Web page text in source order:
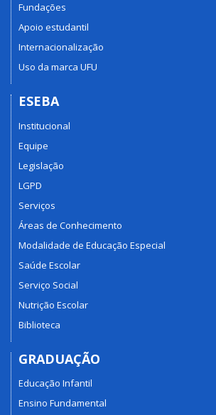
Fundações
Apoio estudantil
Internacionalização
Uso da marca UFU
ESEBA
Institucional
Equipe
Legislação
LGPD
Serviços
Áreas de Conhecimento
Modalidade de Educação Especial
Saúde Escolar
Serviço Social
Nutrição Escolar
Biblioteca
GRADUAÇÃO
Educação Infantil
Ensino Fundamental